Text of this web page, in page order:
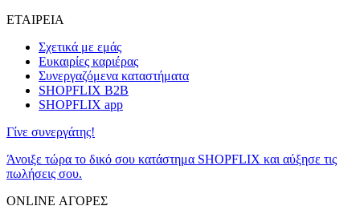
ΕΤΑΙΡΕΙΑ
Σχετικά με εμάς
Ευκαιρίες καριέρας
Συνεργαζόμενα καταστήματα
SHOPFLIX B2B
SHOPFLIX app
Γίνε συνεργάτης!
Άνοιξε τώρα το δικό σου κατάστημα SHOPFLIX και αύξησε τις
πωλήσεις σου.
ONLINE ΑΓΟΡΕΣ